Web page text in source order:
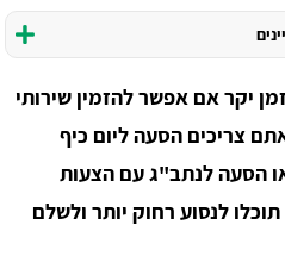
יקר אם אפשר להזמין שירותי
צריכים הסעה ליום כיף
הסעה לנתב"ג עם הצעות
לנסוע רחוק יותר ולשלם